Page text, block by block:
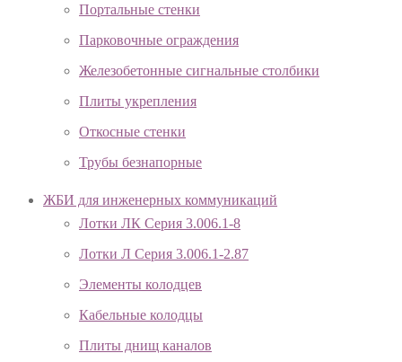
Портальные стенки
Парковочные ограждения
Железобетонные сигнальные столбики
Плиты укрепления
Откосные стенки
Трубы безнапорные
ЖБИ для инженерных коммуникаций
Лотки ЛК Серия 3.006.1-8
Лотки Л Серия 3.006.1-2.87
Элементы колодцев
Кабельные колодцы
Плиты днищ каналов